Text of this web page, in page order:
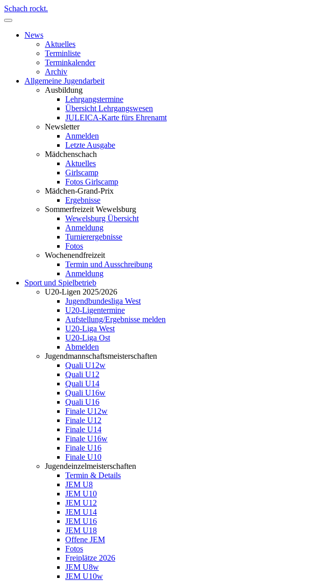
Schach rockt.
News
Aktuelles
Terminliste
Terminkalender
Archiv
Allgemeine Jugendarbeit
Ausbildung
Lehrgangstermine
Übersicht Lehrgangswesen
JULEICA-Karte fürs Ehrenamt
Newsletter
Anmelden
Letzte Ausgabe
Mädchenschach
Aktuelles
Girlscamp
Fotos Girlscamp
Mädchen-Grand-Prix
Ergebnisse
Sommerfreizeit Wewelsburg
Wewelsburg Übersicht
Anmeldung
Turnierergebnisse
Fotos
Wochenendfreizeit
Termin und Ausschreibung
Anmeldung
Sport und Spielbetrieb
U20-Ligen 2025/2026
Jugendbundesliga West
U20-Ligentermine
Aufstellung/Ergebnisse melden
U20-Liga West
U20-Liga Ost
Abmelden
Jugendmannschaftsmeisterschaften
Quali U12w
Quali U12
Quali U14
Quali U16w
Quali U16
Finale U12w
Finale U12
Finale U14
Finale U16w
Finale U16
Finale U10
Jugendeinzelmeisterschaften
Termin & Details
JEM U8
JEM U10
JEM U12
JEM U14
JEM U16
JEM U18
Offene JEM
Fotos
Freiplätze 2026
JEM U8w
JEM U10w